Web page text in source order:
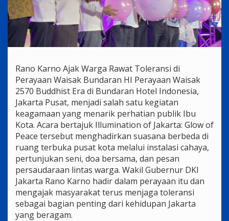
Rano Karno Ajak Warga Rawat Toleransi di
Perayaan Waisak Bundaran HI Perayaan Waisak
2570 Buddhist Era di Bundaran Hotel Indonesia,
Jakarta Pusat, menjadi salah satu kegiatan
keagamaan yang menarik perhatian publik Ibu
Kota. Acara bertajuk Illumination of Jakarta: Glow of
Peace tersebut menghadirkan suasana berbeda di
ruang terbuka pusat kota melalui instalasi cahaya,
pertunjukan seni, doa bersama, dan pesan
persaudaraan lintas warga. Wakil Gubernur DKI
Jakarta Rano Karno hadir dalam perayaan itu dan
mengajak masyarakat terus menjaga toleransi
sebagai bagian penting dari kehidupan Jakarta
yang beragam.